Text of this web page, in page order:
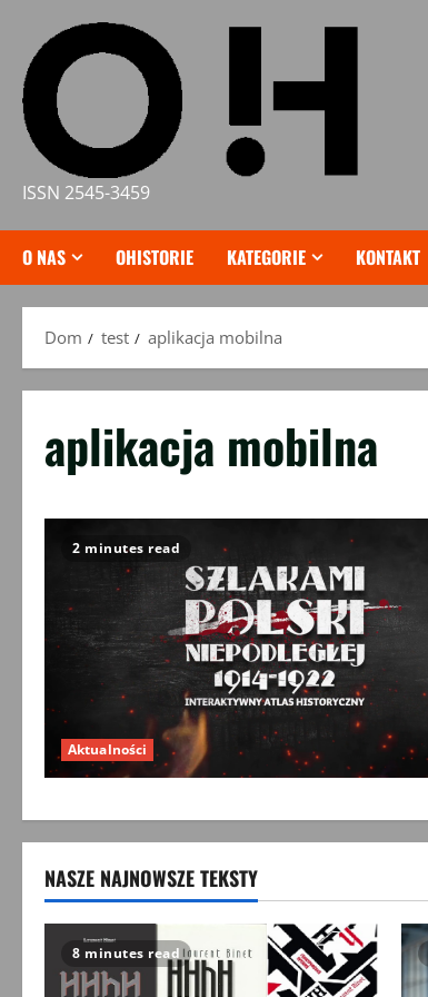
treści
ISSN 2545-3459
O NAS OHISTORIE KATEGORIE KONTAKT
Dom test aplikacja mobilna
aplikacja mobilna
2 minutes read
Aktualności
NASZE NAJNOWSZE TEKSTY
8 minutes read